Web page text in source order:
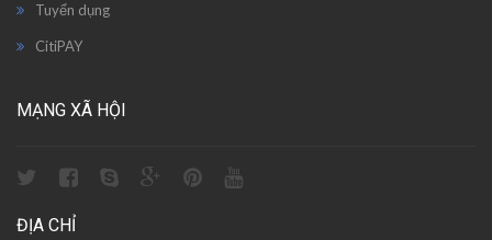
Tuyển dụng
CitiPAY
MẠNG XÃ HỘI
ĐỊA CHỈ